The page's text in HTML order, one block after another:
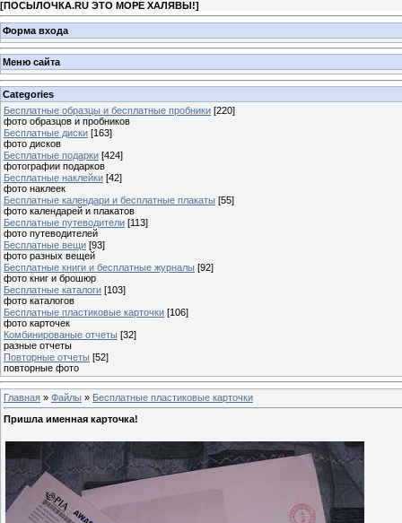
[ПОСЫЛОЧКА.RU ЭТО МОРЕ ХАЛЯВЫ!]
Форма входа
Меню сайта
Categories
Бесплатные образцы и бесплатные пробники [220]
фото образцов и пробников
Бесплатные диски [163]
фото дисков
Бесплатные подарки [424]
фотографии подарков
Бесплатные наклейки [42]
фото наклеек
Бесплатные календари и бесплатные плакаты [55]
фото календарей и плакатов
Бесплатные путеводители [113]
фото путеводителей
Бесплатные вещи [93]
фото разных вещей
Бесплатные книги и бесплатные журналы [92]
фото книг и брошюр
Бесплатные каталоги [103]
фото каталогов
Бесплатные пластиковые карточки [106]
фото карточек
Комбинированые отчеты [32]
разные отчеты
Повторные отчеты [52]
повторные фото
Главная » Файлы » Бесплатные пластиковые карточки
Пришла именная карточка!